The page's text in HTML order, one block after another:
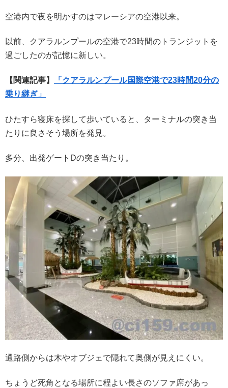
空港内で夜を明かすのはマレーシアの空港以来。
以前、クアラルンプールの空港で23時間のトランジットを
過ごしたのが記憶に新しい。
【関連記事】
「クアラルンプール国際空港で23時間20分の
乗り継ぎ」
ひたすら寝床を探して歩いていると、ターミナルの突き当
たりに良さそう場所を発見。
多分、出発ゲートDの突き当たり。
通路側からは木やオブジェで隠れて奥側が見えにくい。
ちょうど死角となる場所に程よい長さのソファ席があっ